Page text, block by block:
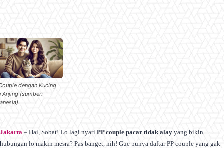
dengan Kucing
Anjing (sumber:
Jakarta – Hai, Sobat! Lo lagi nyari PP couple pacar tidak alay yang bikin
hubungan lo makin mesra? Pas banget, nih! Gue punya daftar PP couple yang gak